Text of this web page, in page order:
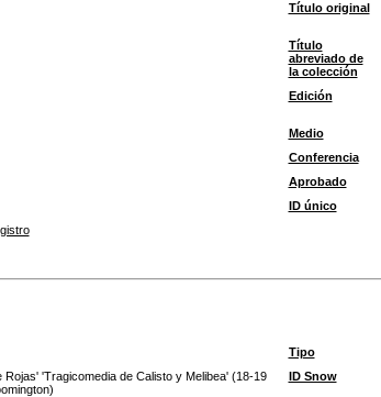
Título original
Título
abreviado de
la colección
Edición
Medio
Conferencia
Aprobado
ID único
Tipo
'Tragicomedia de Calisto y Melibea' (18-19
ID Snow